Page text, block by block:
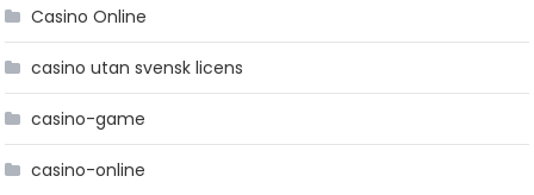
Casino Online
casino utan svensk licens
casino-game
casino-online